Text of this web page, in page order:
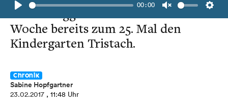
Play
00:00
Unmute
Clown Giggo besuchte in dieser
Woche bereits zum 25. Mal den
Kindergarten Tristach.
Chronik
Sabine Hopfgartner
23.02.2017 , 11:48 Uhr